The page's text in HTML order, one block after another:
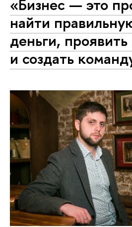
«Бизнес — это
найти
деньги,
и создать